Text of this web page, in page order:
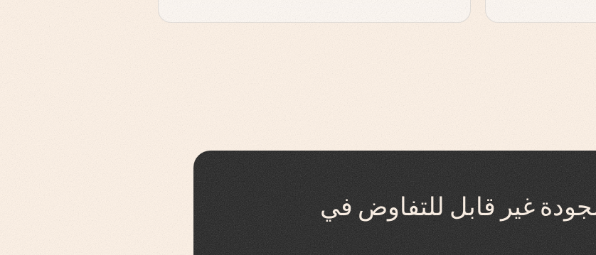
غير قابل للتفاوض في